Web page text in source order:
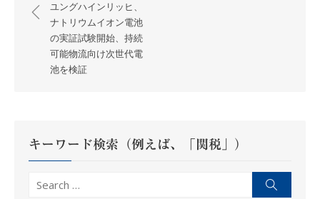
ナ
ン
ユングハインリッヒ、
ナトリウムイオン電池
の実証試験開始、持続
可能物流向け次世代電
池を検証
キーワード検索（例えば、「関税」）
Search